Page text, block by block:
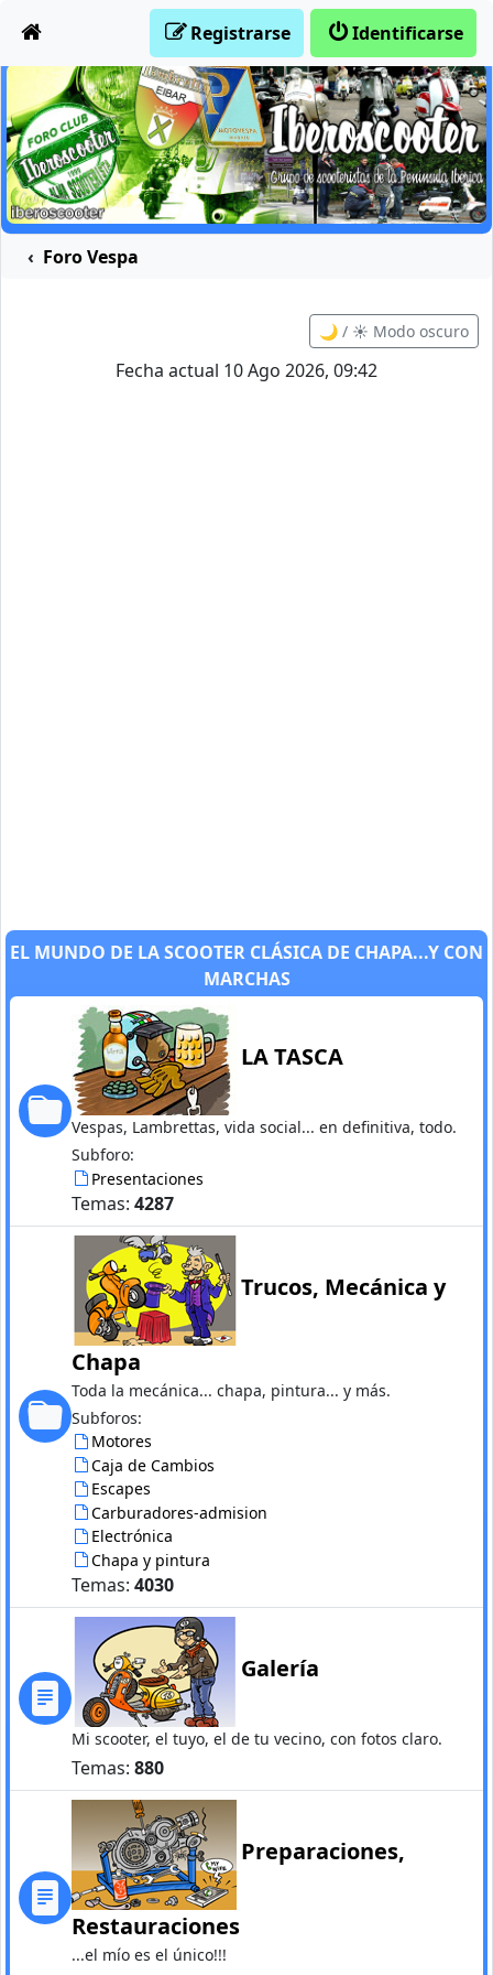
Identificarse
Registrarse
Foro Vespa
🌙 / ☀️ Modo oscuro
Fecha actual 10 Ago 2026, 09:42
EL MUNDO DE LA SCOOTER CLÁSICA DE CHAPA...Y CON
MARCHAS
LA TASCA
Vespas, Lambrettas, vida social... en definitiva, todo.
Subforo:
Presentaciones
Temas: 4287
Trucos, Mecánica y
Chapa
Toda la mecánica... chapa, pintura... y más.
Subforos:
Motores
Caja de Cambios
Escapes
Carburadores-admision
Electrónica
Chapa y pintura
Temas: 4030
Galería
Mi scooter, el tuyo, el de tu vecino, con fotos claro.
Temas: 880
Preparaciones,
Restauraciones
...el mío es el único!!!